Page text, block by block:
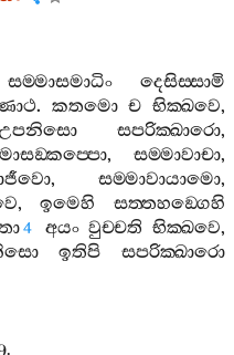
සම‍්මාසමාධිං
දෙසිස‍්සාමි
. කතමො ච භික‍්ඛවෙ,
සපරික‍්ඛාරො,
,සම‍්මාවාචා,
, සම‍්මාවායාමො,
,ඉමෙහි
සත‍්තහඞ‍්ගෙහි
4 අයං වුච‍්චති භික‍්ඛවෙ,
ඉතිපි
සපරික‍්ඛාරො